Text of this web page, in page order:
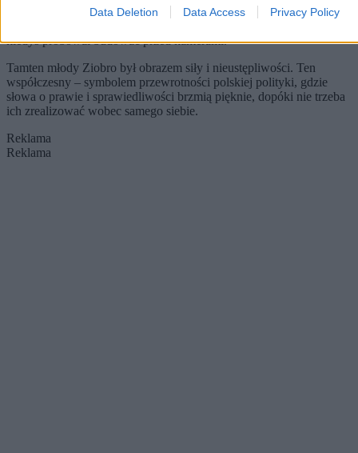
Data Deletion Data Access Privacy Policy
sprawiedliwości. Nie jest to retoryczne wyolbrzymienie – to fakt,
kiedyś próbował budować przed kamerami.
Tamten młody Ziobro był obrazem siły i nieustępliwości. Ten
współczesny – symbolem przewrotności polskiej polityki, gdzie
słowa o prawie i sprawiedliwości brzmią pięknie, dopóki nie trzeba
ich zrealizować wobec samego siebie.
Reklama
Reklama